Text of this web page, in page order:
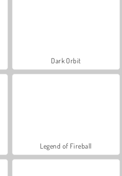
Dark Orbit
Legend of Fireball